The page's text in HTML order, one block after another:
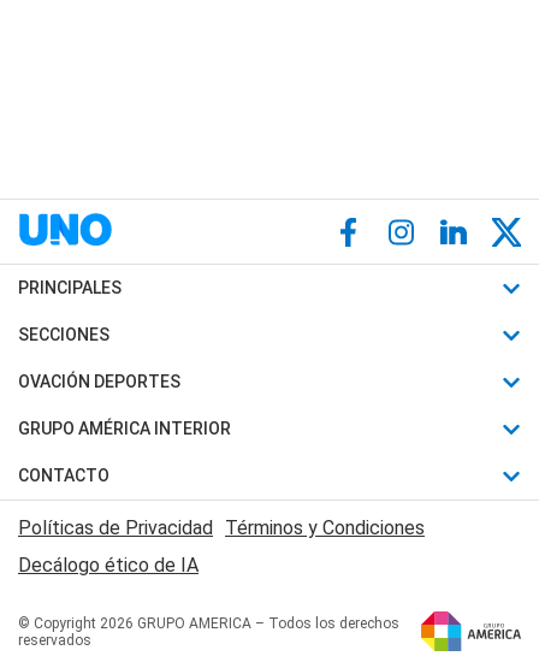
PRINCIPALES
Últimas Noticias
Política
Judiciales
Economia
SECCIONES
Horóscopo
Motores
Trucos caseros
Series y Películas
Edictos y Solicitadas
OVACIÓN DEPORTES
Fútbol
Mundial
Automovilismo
Rugby
Básquet
GRUPO AMÉRICA INTERIOR
Canal 7 en Vivo
San Juan 8
CONTACTO
Acerca de Nosotros
Contactanos
Políticas de Privacidad Términos y Condiciones
Decálogo ético de IA
© Copyright 2026 GRUPO AMERICA – Todos los derechos
reservados